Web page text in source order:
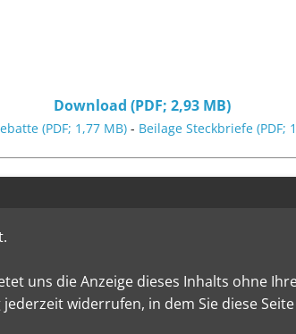
Download (PDF; 2,93 MB)
(PDF; 1,77 MB)- Beilage Steckbriefe (PDF;
uns die Anzeige dieses Inhalts ohne
widerrufen, in dem Sie diese